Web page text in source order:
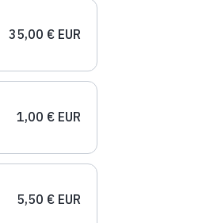
35,00 € EUR
1,00 € EUR
5,50 € EUR